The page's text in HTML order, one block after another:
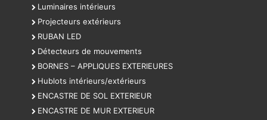
Luminaires intérieurs
Projecteurs extérieurs
RUBAN LED
Détecteurs de mouvements
BORNES – APPLIQUES EXTERIEURES
Hublots intérieurs/extérieurs
ENCASTRE DE SOL EXTERIEUR
ENCASTRE DE MUR EXTERIEUR